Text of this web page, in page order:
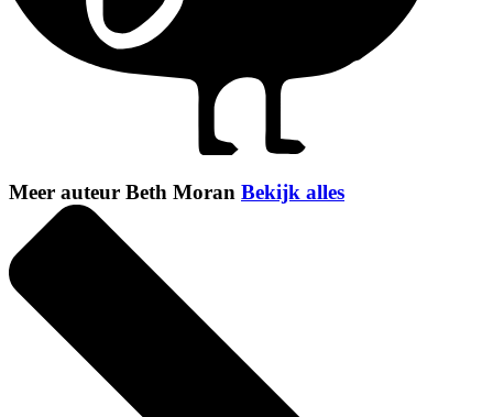
Meer auteur Beth Moran Bekijk alles